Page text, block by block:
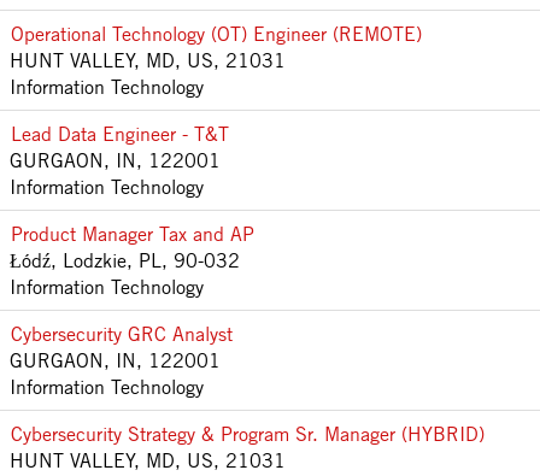
Operational Technology (OT) Engineer (REMOTE)
HUNT VALLEY, MD, US, 21031
Information Technology
Lead Data Engineer - T&T
GURGAON, IN, 122001
Information Technology
Product Manager Tax and AP
Łódź, Lodzkie, PL, 90-032
Information Technology
Cybersecurity GRC Analyst
GURGAON, IN, 122001
Information Technology
Cybersecurity Strategy & Program Sr. Manager (HYBRID)
HUNT VALLEY, MD, US, 21031